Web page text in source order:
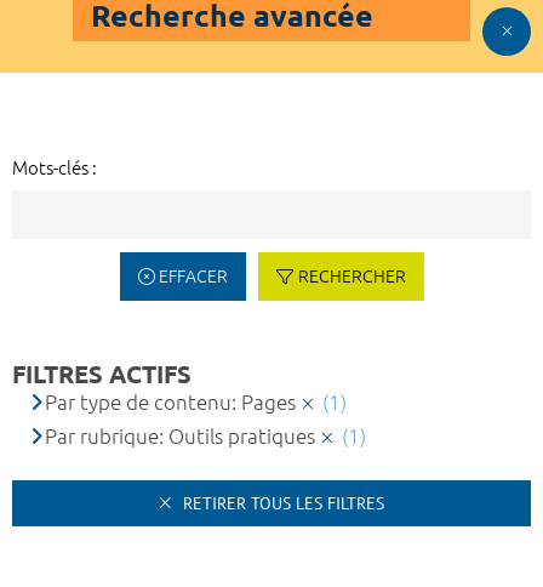
Recherche avancée
Mots-clés :
EFFACER RECHERCHER
FILTRES ACTIFS
Par type de contenu: Pages
(1)
Par rubrique: Outils pratiques
(1)
RETIRER TOUS LES FILTRES